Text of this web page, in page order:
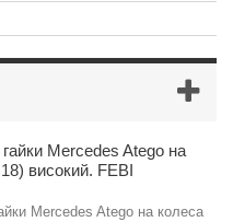
гайки Mercedes Atego на
високий. FEBI
Mercedes Atego на колеса